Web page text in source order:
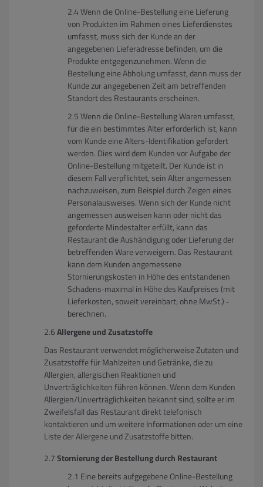
Wenn die Online-Bestellung eine Lieferung
von Produkten im Rahmen eines Lieferdienstes
umfasst, muss sich der Kunde an der
angegebenen Lieferadresse befinden, um die
Produkte entgegenzunehmen. Wenn die
Bestellung eine Abholung umfasst, dann muss der
Kunde zur angegebenen Zeit am betreffenden
Standort des Restaurants erscheinen.
Wenn die Online-Bestellung Waren umfasst,
für die ein bestimmtes Alter erforderlich ist, kann
vom Kunde eine Alters-Identifikation gefordert
werden. Dies wird dem Kunden vor Aufgabe der
Online-Bestellung mitgeteilt. Der Kunde ist in
diesem Fall verpflichtet, sein Alter angemessen
nachzuweisen, zum Beispiel durch Zeigen eines
Personalausweises. Wenn sich der Kunde nicht
angemessen ausweisen kann oder nicht das
geforderte Mindestalter erfüllt, kann das
Restaurant die Aushändigung oder Lieferung der
betreffenden Ware verweigern. Das Restaurant
kann dem Kunden angemessene
Stornierungskosten in Höhe des entstandenen
Schadens‐maximal in Höhe des Kaufpreises (mit
Lieferkosten, soweit vereinbart; ohne MwSt.) ‐
berechnen.
Allergene und Zusatzstoffe
Das Restaurant verwendet möglicherweise Zutaten und
Zusatzstoffe für Mahlzeiten und Getränke, die zu
Allergien, allergischen Reaktionen und
Unverträglichkeiten führen können. Wenn dem Kunden
Allergien/Unverträglichkeiten bekannt sind, sollte er im
Zweifelsfall das Restaurant direkt telefonisch
kontaktieren und um weitere Informationen oder um eine
Liste der Allergene und Zusatzstoffe bitten.
Stornierung der Bestellung durch Restaurant
Eine bereits aufgegebene Online-Bestellung